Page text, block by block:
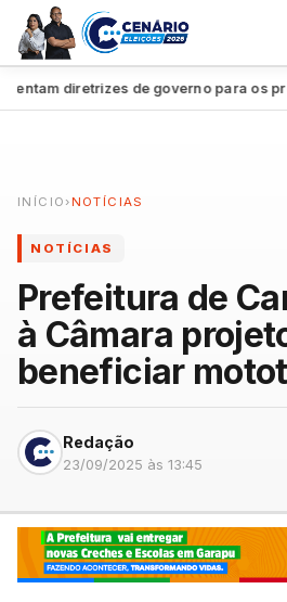
diretrizes de governo para os
INÍCIO › NOTÍCIAS
NOTÍCIAS
Prefeitura de
à Câmara
beneficiar
Redação
23/09/2025 às 13:45